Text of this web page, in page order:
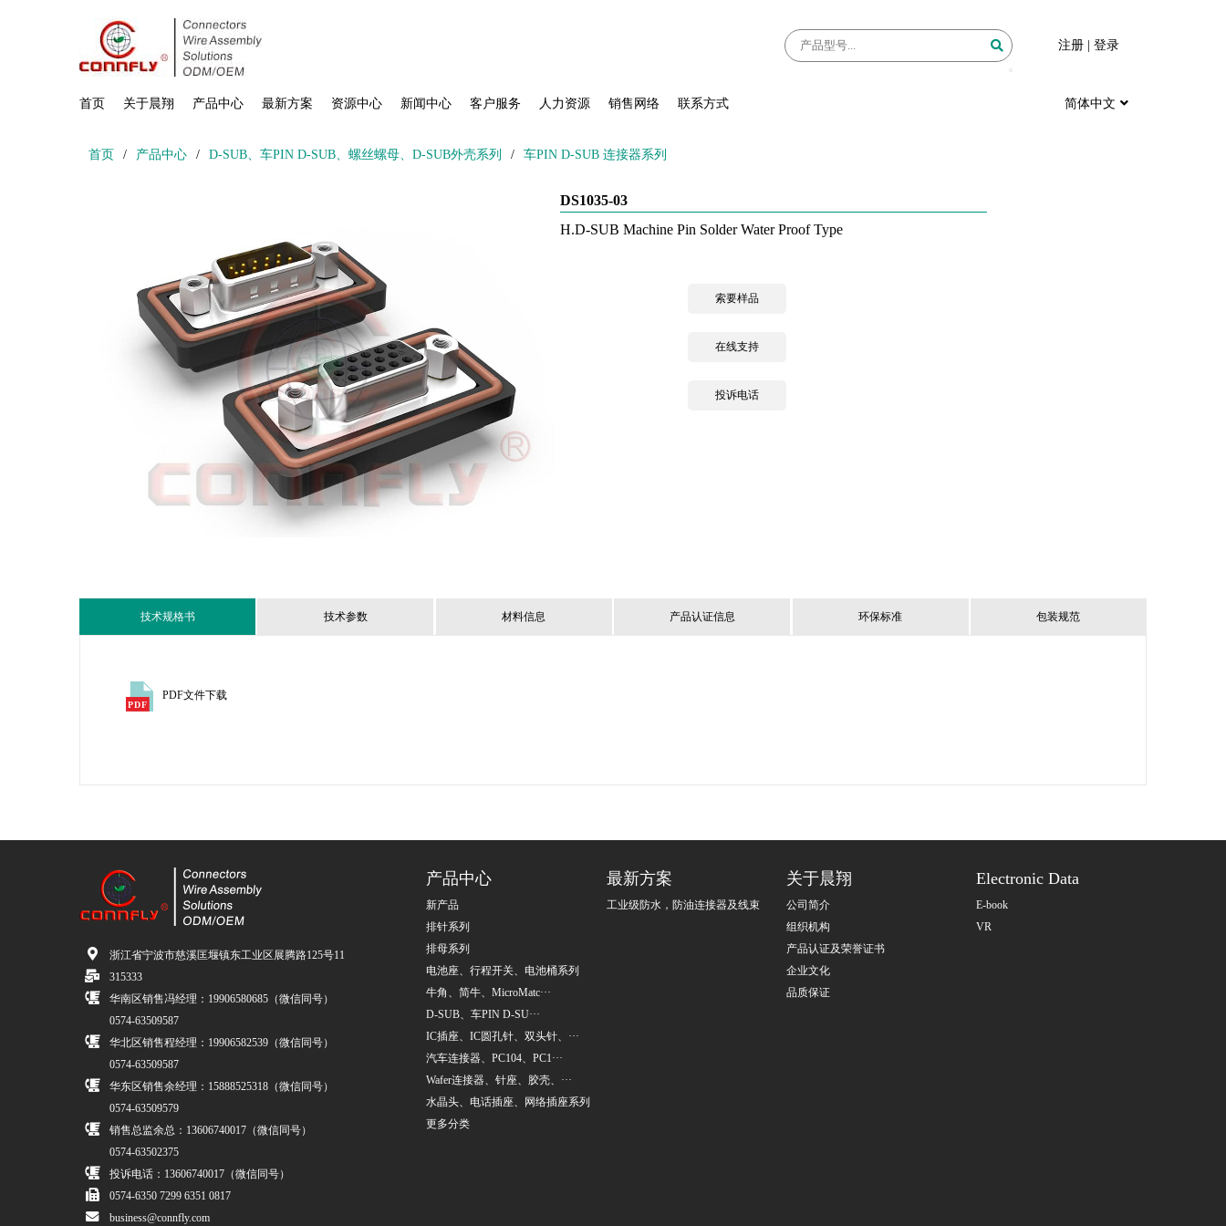
注册 登录
首页 关于晨翔 产品中心 最新方案 资源中心 新闻中心 客户服务 人力资源 销售网络 联系方式 简体中文
首页 / 产品中心 / D-SUB、车PIN D-SUB、螺丝螺母、D-SUB外壳系列 / 车PIN D-SUB 连接器系列
DS1035-03
H.D-SUB Machine Pin Solder Water Proof Type
索要样品
在线支持
投诉电话
技术规格书 技术参数 材料信息 产品认证信息 环保标准 包装规范
PDF文件下载
浙江省宁波市慈溪匡堰镇东工业区展腾路125号11
315333
华南区销售冯经理：19906580685（微信同号）
0574-63509587
华北区销售程经理：19906582539（微信同号）
0574-63509587
华东区销售余经理：15888525318（微信同号）
0574-63509579
销售总监余总：13606740017（微信同号）
0574-63502375
投诉电话：13606740017（微信同号）
0574-6350 7299 6351 0817
business@connfly.com
产品中心
新产品
排针系列
排母系列
电池座、行程开关、电池桶系列
牛角、简牛、MicroMatc···
D-SUB、车PIN D-SU···
IC插座、IC圆孔针、双头针、···
汽车连接器、PC104、PC1···
Wafer连接器、针座、胶壳、···
水晶头、电话插座、网络插座系列
更多分类
最新方案
工业级防水，防油连接器及线束
关于晨翔
公司简介
组织机构
产品认证及荣誉证书
企业文化
品质保证
Electronic Data
E-book
VR